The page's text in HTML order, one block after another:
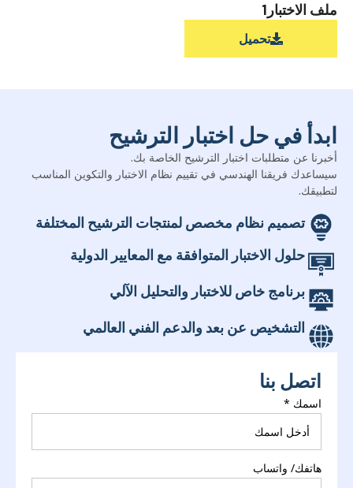
ملف الاختبار1
تحميل
ابدأ في حل اختبار الترشيح
أخبرنا عن متطلبات اختبار الترشيح الخاصة بك.
سيساعدك فريقنا الهندسي في تقييم نظام الاختبار والتكوين المناسب
لتطبيقك.
تصميم نظام مخصص لمنتجات الترشيح المختلفة
حلول الاختبار المتوافقة مع المعايير الدولية
برنامج خاص للاختبار والتحليل الآلي
التشخيص عن بعد والدعم الفني العالمي
اتصل بنا
اسمك *
هاتفك/ واتساب